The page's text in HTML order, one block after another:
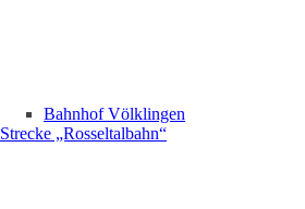
Bahnhof Völklingen
Strecke „Rosseltalbahn“